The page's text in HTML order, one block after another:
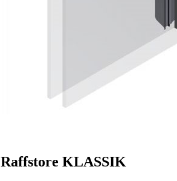
Raffstore KLASSIK